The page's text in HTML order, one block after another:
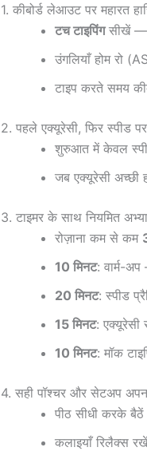
1. कीबोर्ड लेआउट पर महारत
टच टाइपिंगसीखें —
उंगलियाँ होम रो
टाइप करते समय
2. पहले एक्यूरेसी, फिर स्पीड
शुरुआत में केवल
जब एक्यूरेसी अच्छी
3. टाइमर के साथ नियमित
रोज़ाना कम से कम
10 मिनट: वार्म-
20 मिनट: स्पीड
15 मिनट: एक्यूरेसी
10 मिनट: मॉक
4. सही पॉश्चर और सेटअप
पीठ सीधी करके
कलाइयाँ रिलैक्स